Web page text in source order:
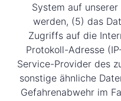
System auf
werden, (5) das
Zugriffs auf die
Protokoll-Adresse
Service-Provider des
sonstige ähnliche
Gefahrenabwehr im